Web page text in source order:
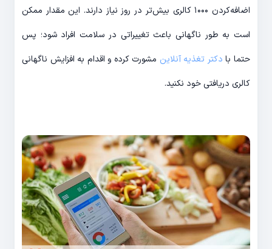
اضافه‌کردن ۱۰۰۰ کالری بیش‌تر در روز نیاز دارند. این مقدار ممکن
است به طور ناگهانی باعث تغییراتی در سلامت افراد شود؛ پس
حتما با دکتر تغذیه آنلاین مشورت کرده و اقدام به افزایش ناگهانی
کالری دریافتی خود نکنید.